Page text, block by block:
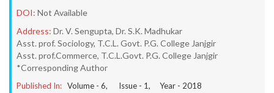
DOI: Not Available
Address: Dr. V. Sengupta, Dr. S.K. Madhukar
Asst. prof. Sociology, T.C.L. Govt. P.G. College Janjgir
Asst. prof.Commerce, T.C.L.Govt. P.G. College Janjgir
*Corresponding Author
Published In: Volume - 6, Issue - 1, Year - 2018